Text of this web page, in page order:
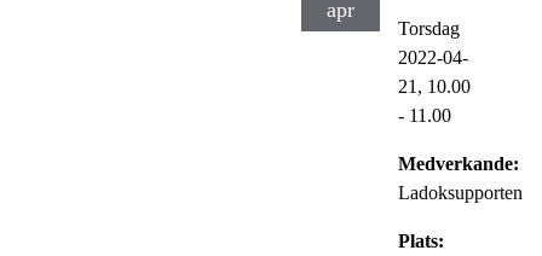
apr
Torsdag
2022-04-
21, 10.00
- 11.00
Medverkande:
Ladoksupporten
Plats: